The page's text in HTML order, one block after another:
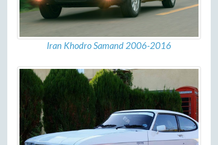
Iran Khodro Samand 2006-2016